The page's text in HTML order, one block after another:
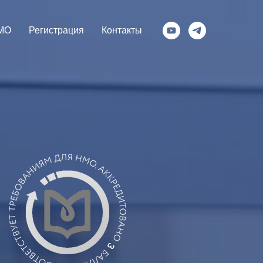
Регистрация Контакты